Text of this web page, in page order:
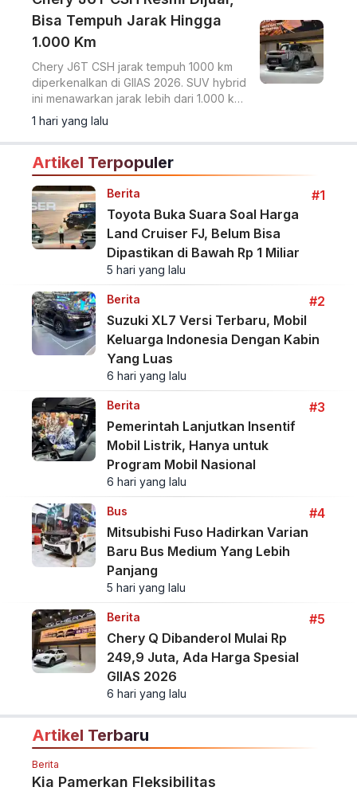
Bisa Tempuh Jarak Hingga
1.000 Km
Chery J6T CSH jarak tempuh 1000 km
diperkenalkan di GIIAS 2026. SUV hybrid
ini menawarkan jarak lebih dari 1.000 km
dengan teknologi CSH dan desain off-
1 hari yang lalu
Artikel Terpopuler
Berita
#1
Toyota Buka Suara Soal Harga
Land Cruiser FJ, Belum Bisa
Dipastikan di Bawah Rp 1 Miliar
5 hari yang lalu
Berita
#2
Suzuki XL7 Versi Terbaru, Mobil
Keluarga Indonesia Dengan Kabin
Yang Luas
6 hari yang lalu
Berita
#3
Pemerintah Lanjutkan Insentif
Mobil Listrik, Hanya untuk
Program Mobil Nasional
6 hari yang lalu
Bus
#4
Mitsubishi Fuso Hadirkan Varian
Baru Bus Medium Yang Lebih
Panjang
5 hari yang lalu
Berita
#5
Chery Q Dibanderol Mulai Rp
249,9 Juta, Ada Harga Spesial
GIIAS 2026
6 hari yang lalu
Artikel Terbaru
Berita
Kia Pamerkan Fleksibilitas